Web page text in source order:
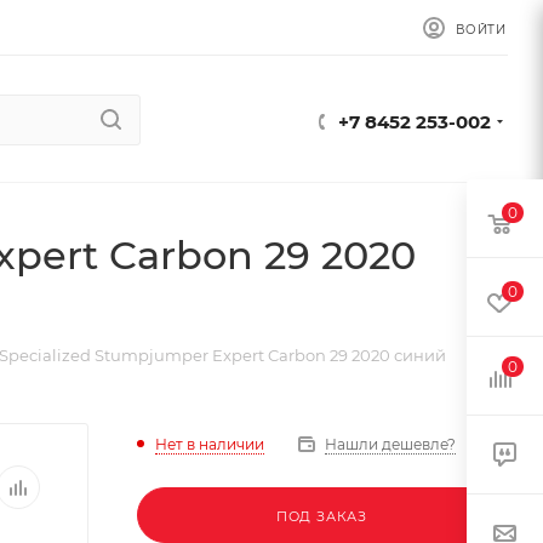
ВОЙТИ
+7 8452 253-002
Carbon 29 2020
Stumpjumper Expert Carbon 29 2020 синий
Нет в наличии Нашли дешевле?
ПОД ЗАКАЗ
0
0
0